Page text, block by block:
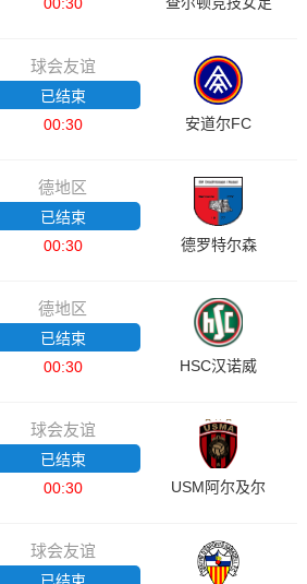
球会友谊
已结束
00:30
安道尔FC
德地区
已结束
00:30
德罗特尔森
德地区
已结束
00:30
HSC汉诺威
球会友谊
已结束
00:30
USM阿尔及尔
球会友谊